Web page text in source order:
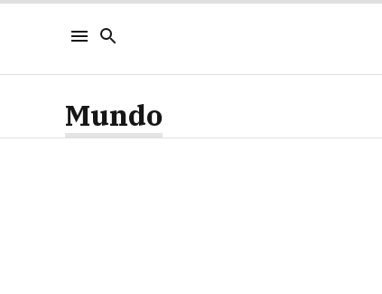
Mundo